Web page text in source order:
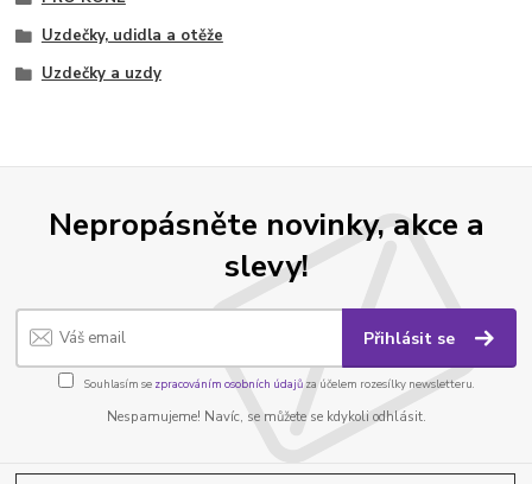
Uzdečky, udidla a otěže
Uzdečky a uzdy
Nepropásněte novinky, akce a
slevy!
Přihlásit se
Souhlasím se zpracováním osobních údajůza účelem rozesílky newsletteru.
Nespamujeme! Navíc, se můžete se kdykoli odhlásit.